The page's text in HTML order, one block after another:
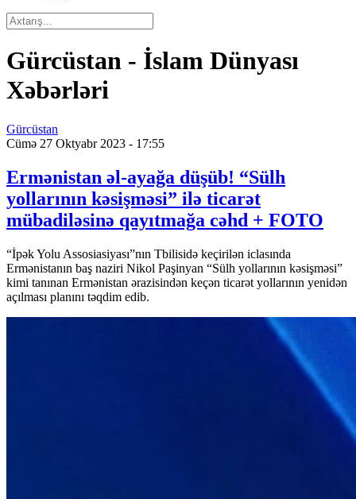
Gürcüstan - İslam Dünyası
Xəbərləri
Gürcüstan
Cümə 27 Oktyabr 2023 - 17:55
Ermənistan əl-ayağa düşüb! “Sülh
yollarının kəsişməsi” ilə ticarət
mübadiləsinə qayıtmağa cəhd + FOTO
“İpək Yolu Assosiasiyası”nın Tbilisidə keçirilən iclasında
Ermənistanın baş naziri Nikol Paşinyan “Sülh yollarının kəsişməsi”
kimi tanınan Ermənistan ərazisindən keçən ticarət yollarının yenidən
açılması planını təqdim edib.